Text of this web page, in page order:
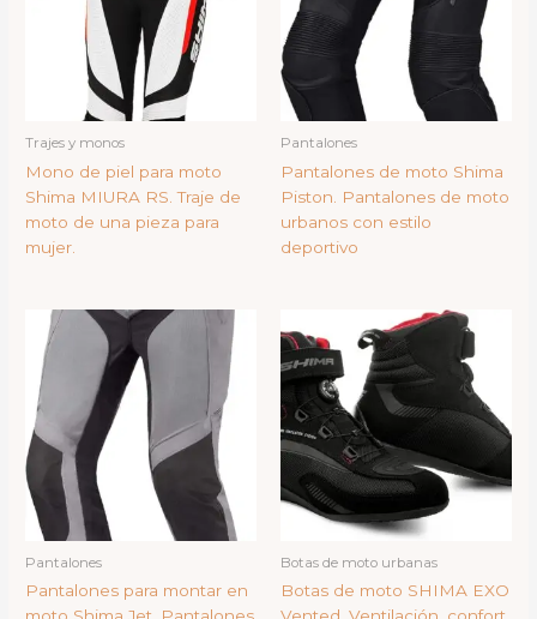
Trajes y monos
Mono de piel para moto
Shima MIURA RS. Traje de
moto de una pieza para
mujer.
Pantalones
Pantalones de moto Shima
Piston. Pantalones de moto
urbanos con estilo
deportivo
Pantalones
Pantalones para montar en
Botas de moto urbanas
Botas de moto SHIMA EXO